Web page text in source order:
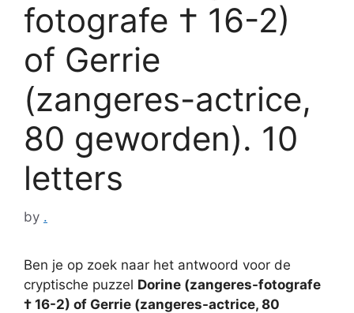
fotografe † 16-2)
of Gerrie
(zangeres-actrice,
80 geworden). 10
letters
by .
Ben je op zoek naar het antwoord voor de
cryptische puzzel Dorine (zangeres-fotografe
† 16-2) of Gerrie (zangeres-actrice, 80